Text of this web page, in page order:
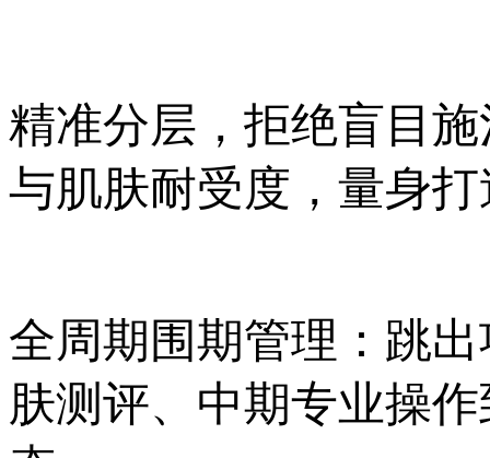
精准分层，拒绝盲目
与肌肤耐受度，量身
全周期围期管理：跳
肤测评、中期专业操